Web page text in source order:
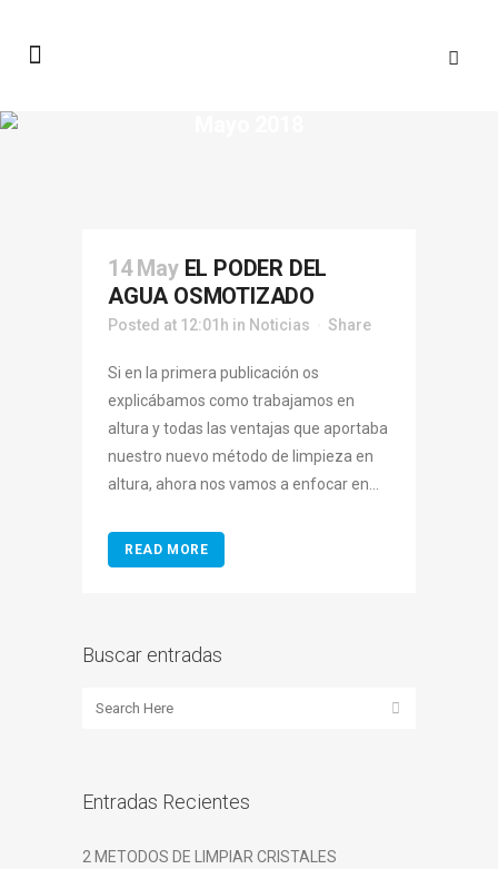
14 May EL PODER DEL
AGUA OSMOTIZADO
Posted at 12:01h in Noticias Share
Si en la primera publicación os
explicábamos como trabajamos en
altura y todas las ventajas que aportaba
nuestro nuevo método de limpieza en
altura, ahora nos vamos a enfocar en...
READ MORE
Buscar entradas
Entradas Recientes
2 METODOS DE LIMPIAR CRISTALES